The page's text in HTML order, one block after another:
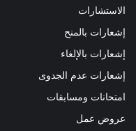
الاستشارات
إشعارات بالمنح
إشعارات بالإلغاء
إشعارات عدم الجدوى
امتحانات ومسابقات
عروض عمل